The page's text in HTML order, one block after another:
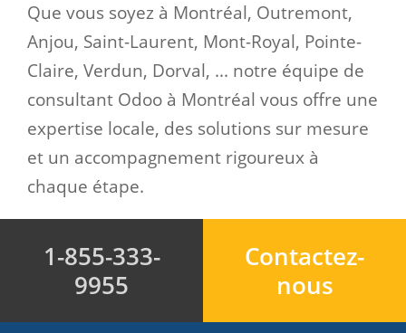
Que vous soyez à Montréal, Outremont,
Anjou, Saint-Laurent, Mont-Royal, Pointe-
Claire, Verdun, Dorval, ... notre équipe de
consultant Odoo à Montréal vous offre une
expertise locale, des solutions sur mesure
et un accompagnement rigoureux à
chaque étape.
1-855-333-
9955
Contactez-
nous